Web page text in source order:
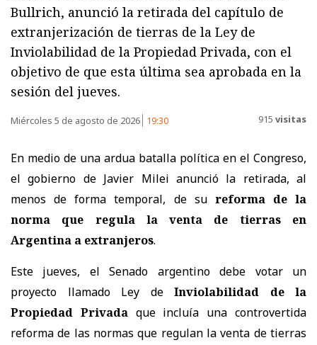
Bullrich, anunció la retirada del capítulo de
extranjerización de tierras de la Ley de
Inviolabilidad de la Propiedad Privada, con el
objetivo de que esta última sea aprobada en la
sesión del jueves.
Miércoles 5 de agosto de 2026 19:30 915 visitas
En medio de una ardua batalla política en el Congreso,
el gobierno de Javier Milei anunció la retirada, al
menos de forma temporal, de su reforma de la
norma que regula la venta de tierras en
Argentina a extranjeros.
Este jueves, el Senado argentino debe votar un
proyecto llamado Ley de Inviolabilidad de la
Propiedad Privadaque incluía una controvertida
reforma de las normas que regulan la venta de tierras